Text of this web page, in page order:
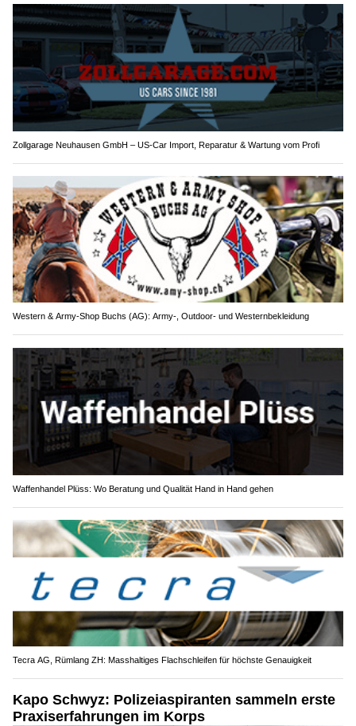
Zollgarage Neuhausen GmbH – US-Car Import, Reparatur & Wartung vom Profi
Western & Army-Shop Buchs (AG): Army-, Outdoor- und Westernbekleidung
Waffenhandel Plüss: Wo Beratung und Qualität Hand in Hand gehen
Tecra AG, Rümlang ZH: Masshaltiges Flachschleifen für höchste Genauigkeit
Kapo Schwyz: Polizeiaspiranten sammeln erste
Praxiserfahrungen im Korps